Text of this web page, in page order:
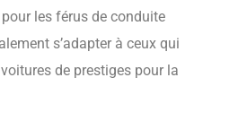
les férus de conduite
s’adapter à ceux qui
de prestiges pour la